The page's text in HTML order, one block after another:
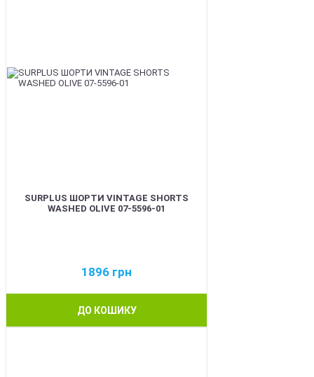
SURPLUS ШОРТИ VINTAGE SHORTS
WASHED OLIVE 07-5596-01
1896 грн
ДО КОШИКУ